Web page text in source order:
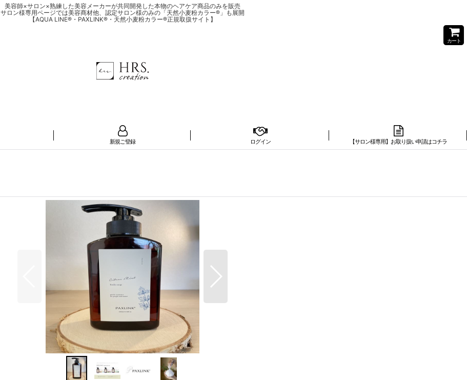
美容師×サロン×熟練した美容メーカーが共同開発した本物のヘアケア商品のみを販売
サロン様専用ページでは美容商材他、認定サロン様のみの「天然小麦粉カラー®」も展開
【AQUA LINE®・PAXLINK®・天然小麦粉カラー®正規取扱サイト】
カート
新規ご登録 ログイン 【サロン様専用】お取り扱い申請はコチラ